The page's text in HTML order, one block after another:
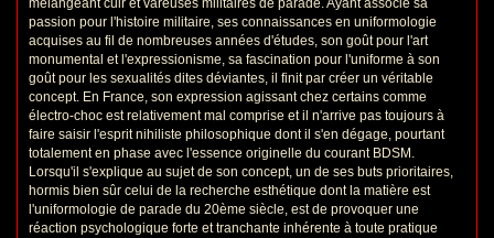
mélangeant cuir et vareuses militaires de parade. Ayant associé sa
passion pour l'histoire militaire, ses connaissances en uniformologie
acquises au fil de nombreuses années d'études, son goût pour l'art
monumental et l'expressionisme, sa fascination pour l'uniforme à son
goût pour les sexualités dites déviantes, il finit par créer un véritable
concept. En France, son expression agissant chez certains comme
électro-choc est relativement mal comprise et il n'arrive pas toujours à
faire saisir l'esprit nihiliste philosophique dont il s'en dégage, pourtant
totalement en phase avec l'essence originelle du courant BDSM.
Lorsqu'il s'explique au sujet de son concept, un de ses buts prioritaires,
hormis bien sûr celui de la recherche esthétique dont la matière est
l'uniformologie de parade du 20ème siècle, est de provoquer une
réaction psychologique forte et tranchante inhérente à toute pratique